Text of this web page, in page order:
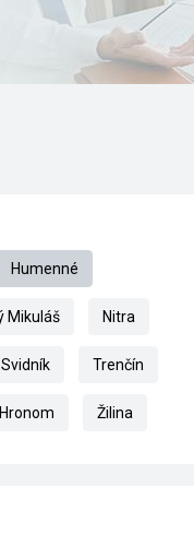
Humenné
Mikuláš Nitra
Svidník Trenčín
Žilina